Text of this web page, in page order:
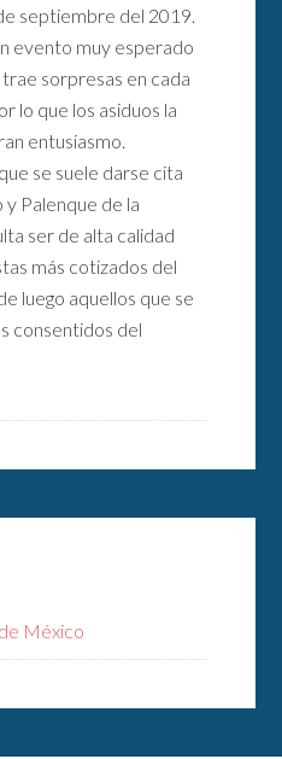
septiembre del 2019.
evento muy esperado
sorpresas en cada
lo que los asiduos la
entusiasmo.
se suele darse cita
Palenque de la
ser de alta calidad
más cotizados del
luego aquellos que se
consentidos del